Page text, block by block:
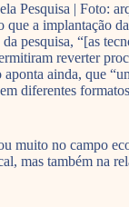
Pesquisa | Foto:
a implantação
pesquisa, “[as
reverter
ainda, que
diferentes
muito no campo
mas também na